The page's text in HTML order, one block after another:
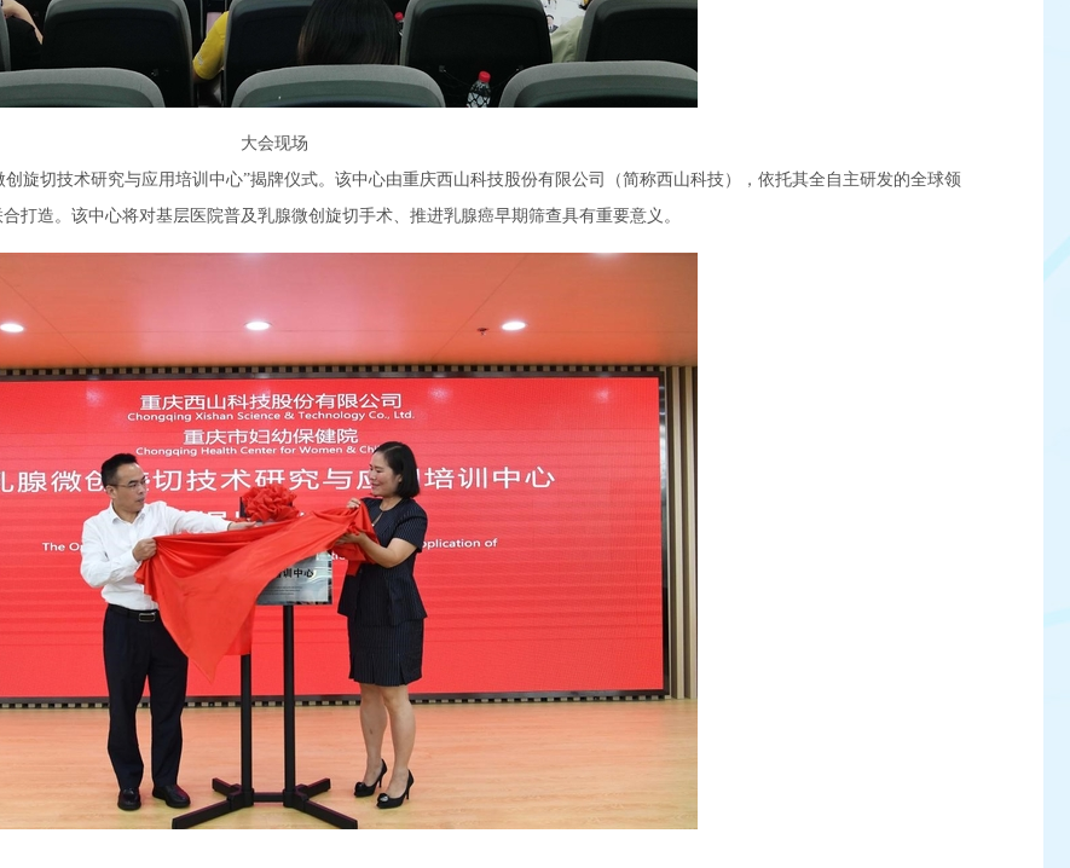
大会现场
旋切技术研究与应用培训中心”揭牌仪式。该中心由重庆西山科技股份有限公司（简称西山科技），依托其全自主研发的全球领
造。该中心将对基层医院普及乳腺微创旋切手术、推进乳腺癌早期筛查具有重要意义。